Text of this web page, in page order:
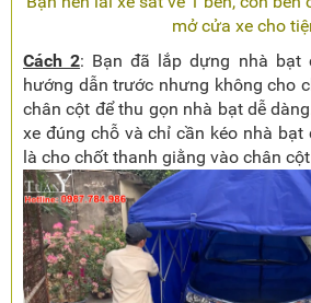
mở cửa xe cho
Cách 2: Bạn đã lắp dựng nhà bạt
hướng dẫn trước nhưng không cho
chân cột để thu gọn nhà bạt dễ
xe đúng chỗ và chỉ cần kéo nhà bạt
là cho chốt thanh giằng vào chân